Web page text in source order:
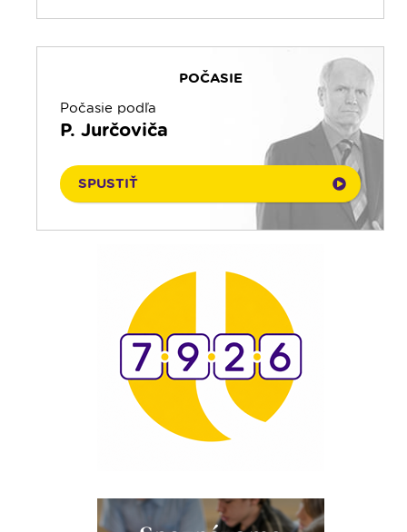
Infolumen
08. 08. 2026
Emauzy - sv. omša 18:00
Kláštory a rehoľný život
08. 08. 2026
POČASIE
Počasie podľa
P. Jurčoviča
SPUSTIŤ